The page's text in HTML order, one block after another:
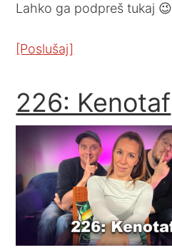
Lahko ga podpreš tukaj 😉
[Poslušaj]
226: Kenotaf